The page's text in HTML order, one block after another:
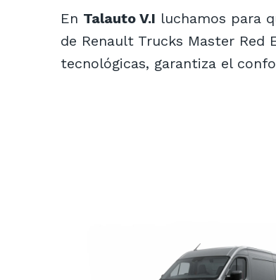
En Talauto V.I luchamos para
de Renault Trucks Master
tecnológicas, garantiza el